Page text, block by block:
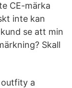
CE-märka
inte kan
se att min
Skall
outfity a